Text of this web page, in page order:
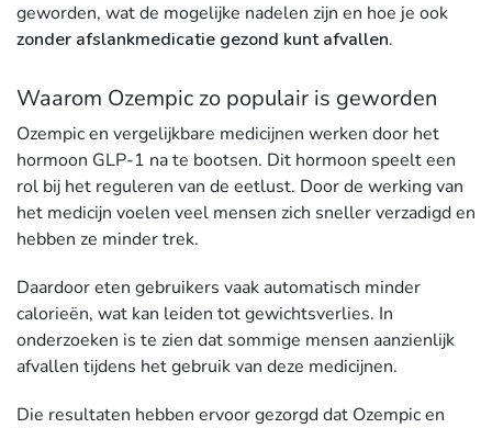
geworden, wat de mogelijke nadelen zijn en hoe je ook
zonder afslankmedicatie gezond kunt afvallen.
Waarom Ozempic zo populair is geworden
Ozempic en vergelijkbare medicijnen werken door het
hormoon GLP-1 na te bootsen. Dit hormoon speelt een
rol bij het reguleren van de eetlust. Door de werking van
het medicijn voelen veel mensen zich sneller verzadigd en
hebben ze minder trek.
Daardoor eten gebruikers vaak automatisch minder
calorieën, wat kan leiden tot gewichtsverlies. In
onderzoeken is te zien dat sommige mensen aanzienlijk
afvallen tijdens het gebruik van deze medicijnen.
Die resultaten hebben ervoor gezorgd dat Ozempic en